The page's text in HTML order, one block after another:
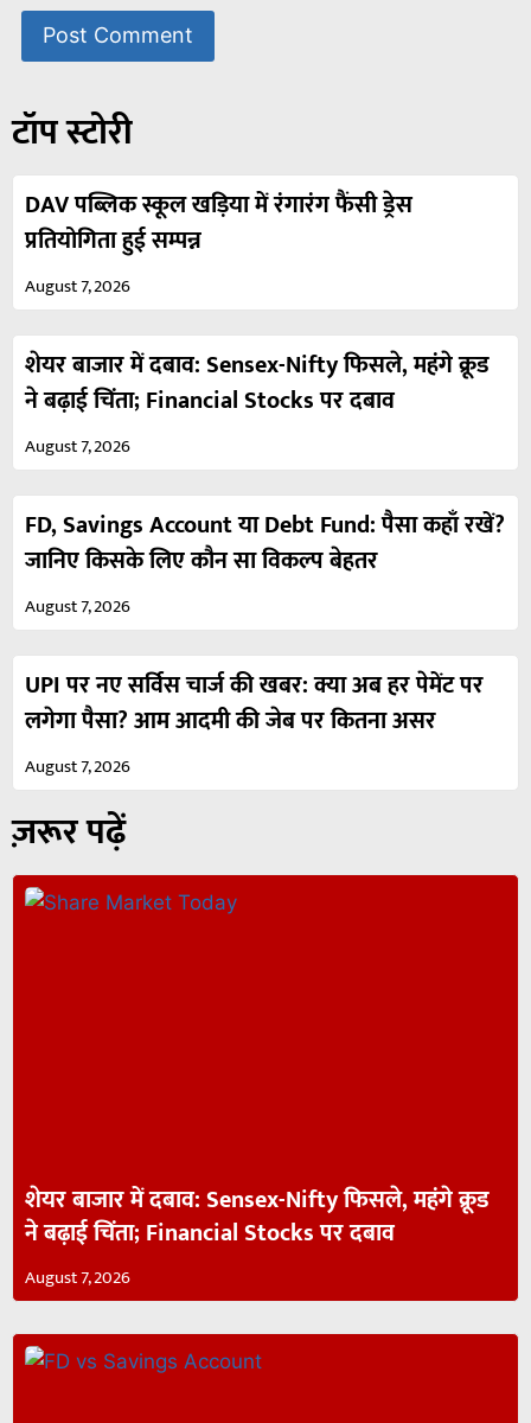
टॉप स्टोरी
DAV पब्लिक स्कूल खड़िया में रंगारंग फैंसी ड्रेस
प्रतियोगिता हुई सम्पन्न
August 7, 2026
शेयर बाजार में दबाव: Sensex-Nifty फिसले, महंगे क्रूड
ने बढ़ाई चिंता; Financial Stocks पर दबाव
August 7, 2026
FD, Savings Account या Debt Fund: पैसा कहाँ रखें?
जानिए किसके लिए कौन सा विकल्प बेहतर
August 7, 2026
UPI पर नए सर्विस चार्ज की खबर: क्या अब हर पेमेंट पर
लगेगा पैसा? आम आदमी की जेब पर कितना असर
August 7, 2026
ज़रूर पढ़ें
शेयर बाजार में दबाव: Sensex-Nifty फिसले, महंगे क्रूड
ने बढ़ाई चिंता; Financial Stocks पर दबाव
August 7, 2026